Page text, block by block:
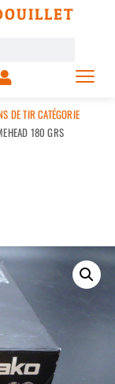
DE TIR CATÉGORIE
180 GRS